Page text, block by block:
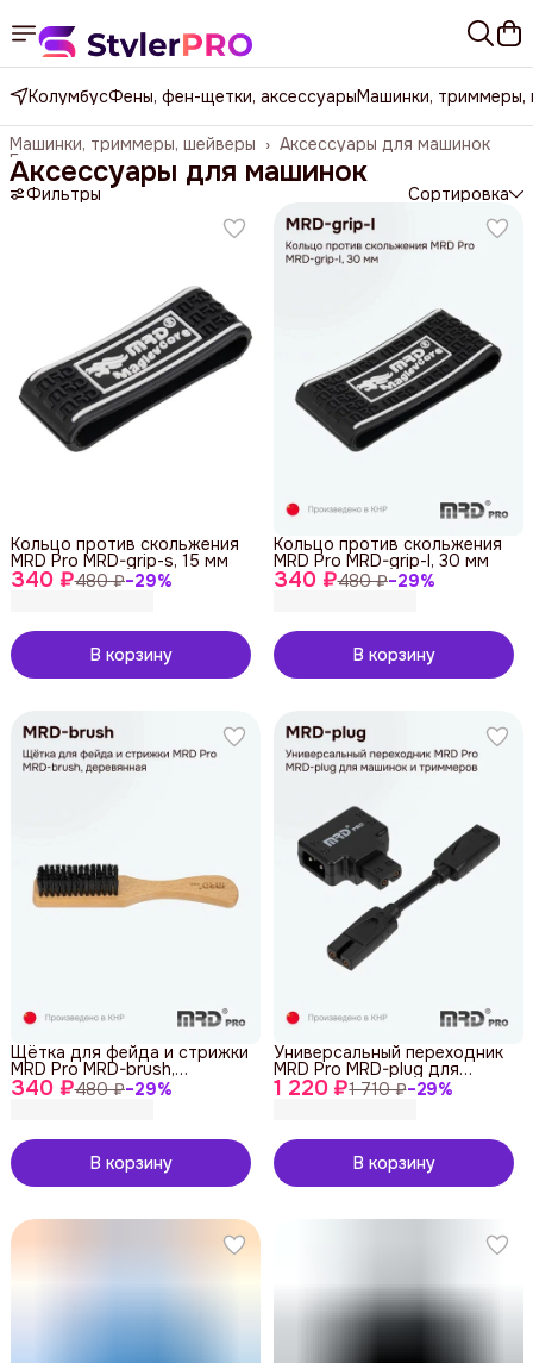
КолумбусФены, фен-щетки, аксессуарыМашинки, триммеры,
Аксессуары для машинок
Машинки, триммеры, шейверы ›
Главная ›
Аксессуары для машинок
Фильтры Сортировка
340 ₽480 ₽−29%
Кольцо против скольжения
MRD Pro MRD-grip-s, 15 мм
В корзину
340 ₽480 ₽−29%
Кольцо против скольжения
MRD Pro MRD-grip-l, 30 мм
В корзину
340 ₽480 ₽−29%
Щётка для фейда и стрижки
MRD Pro MRD-brush,
деревянная
В корзину
1 220 ₽1 710 ₽−29%
Универсальный переходник
MRD Pro MRD-plug для
машинок и триммеров
В корзину